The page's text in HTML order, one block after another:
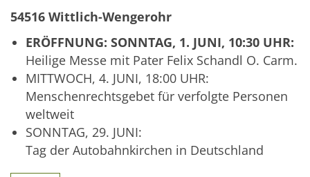
54516 Wittlich-Wengerohr
ERÖFFNUNG: SONNTAG, 1. JUNI, 10:30 UHR:
Heilige Messe mit Pater Felix Schandl O. Carm.
MITTWOCH, 4. JUNI, 18:00 UHR:
Menschenrechtsgebet für verfolgte Personen
weltweit
SONNTAG, 29. JUNI:
Tag der Autobahnkirchen in Deutschland